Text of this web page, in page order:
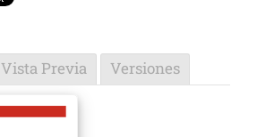
Vista Previa Versiones